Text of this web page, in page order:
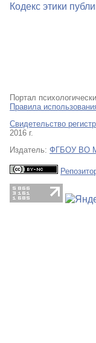
Кодекс этики
Портал
Правила
Свидетельство
2016 г.
Издатель: ФГБОУ ВО